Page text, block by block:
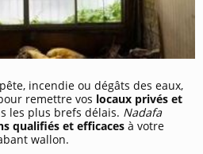
incendie ou dégâts des eaux,
remettre vos locaux privés et
les plus brefs délais. Nadafa
qualifiés et efficaces à votre
wallon.